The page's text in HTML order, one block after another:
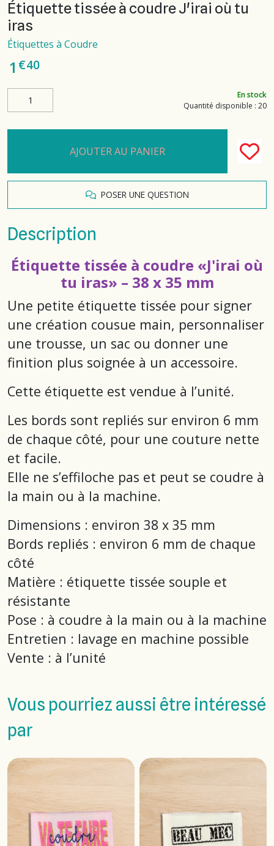
Étiquette tissée à coudre J'irai où tu
iras
Étiquettes à Coudre
1 €40
En stock
Quantité disponible : 20
AJOUTER AU PANIER
POSER UNE QUESTION
Description
Étiquette tissée à coudre «J'irai où
tu iras» – 38 x 35 mm
Une petite étiquette tissée pour signer
une création cousue main, personnaliser
une trousse, un sac ou donner une
finition plus soignée à un accessoire.
Cette étiquette est vendue à l’unité.
Les bords sont repliés sur environ 6 mm
de chaque côté, pour une couture nette
et facile.
Elle ne s’effiloche pas et peut se coudre à
la main ou à la machine.
Dimensions : environ 38 x 35 mm
Bords repliés : environ 6 mm de chaque
côté
Matière : étiquette tissée souple et
résistante
Pose : à coudre à la main ou à la machine
Entretien : lavage en machine possible
Vente : à l’unité
Vous pourriez aussi être intéressé
par